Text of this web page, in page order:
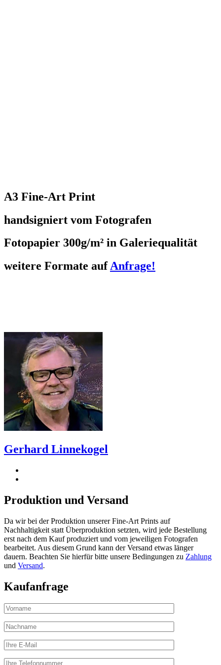
A3 Fine-Art Print
handsigniert vom Fotografen
Fotopapier 300g/m² in Galeriequalität
weitere Formate aufAnfrage!
Gerhard Linnekogel
Produktion und Versand
Da wir bei der Produktion unserer Fine-Art Prints auf
Nachhaltigkeit statt Überproduktion setzten, wird jede Bestellung
erst nach dem Kauf produziert und vom jeweiligen Fotografen
bearbeitet. Aus diesem Grund kann der Versand etwas länger
dauern. Beachten Sie hierfür bitte unsere Bedingungen zu Zahlung
und Versand.
Kaufanfrage